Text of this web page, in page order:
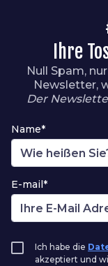
Ihre
Null Spam,
Newsletter,
Der
Name*
E-mail*
Ich habe die
akzeptiert und